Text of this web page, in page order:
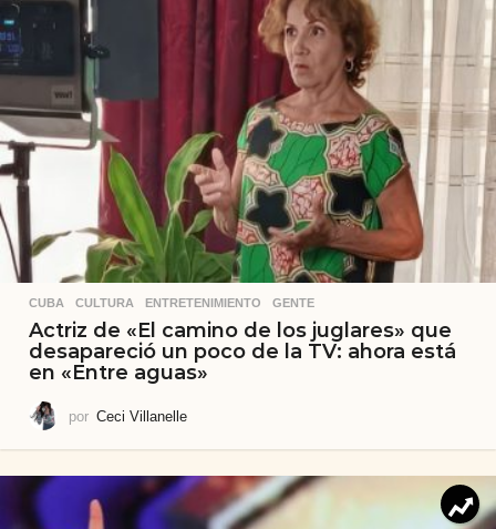
CUBA ,CULTURA ,ENTRETENIMIENTO ,GENTE
Actriz de «El camino de los juglares» que
desapareció un poco de la TV: ahora está
en «Entre aguas»
por Ceci Villanelle